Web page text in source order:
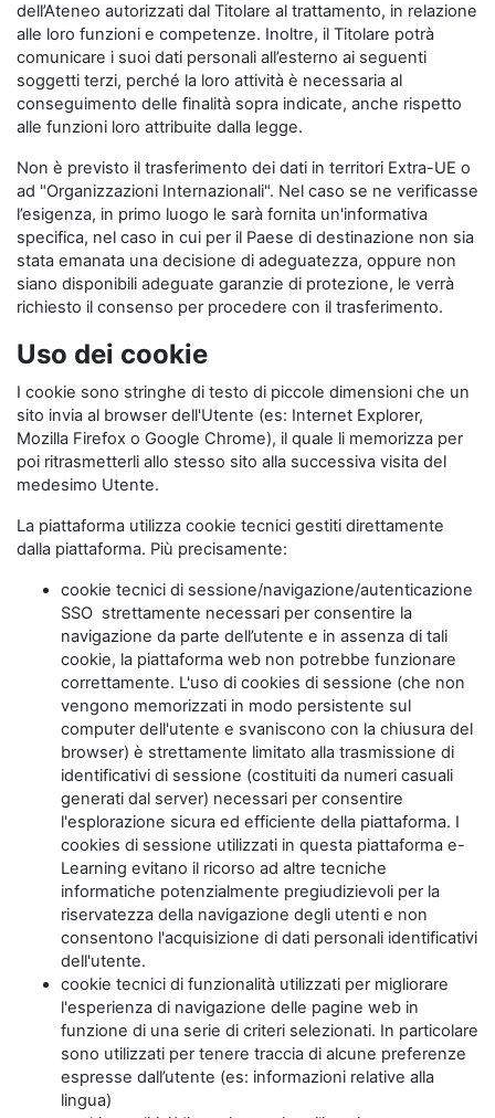
dell’Ateneo autorizzati dal Titolare al trattamento, in relazione
alle loro funzioni e competenze. Inoltre, il Titolare potrà
comunicare i suoi dati personali all’esterno ai seguenti
soggetti terzi, perché la loro attività è necessaria al
conseguimento delle finalità sopra indicate, anche rispetto
alle funzioni loro attribuite dalla legge.
Non è previsto il trasferimento dei dati in territori Extra-UE o
ad "Organizzazioni Internazionali". Nel caso se ne verificasse
l’esigenza, in primo luogo le sarà fornita un'informativa
specifica, nel caso in cui per il Paese di destinazione non sia
stata emanata una decisione di adeguatezza, oppure non
siano disponibili adeguate garanzie di protezione, le verrà
richiesto il consenso per procedere con il trasferimento.
Uso dei cookie
I cookie sono stringhe di testo di piccole dimensioni che un
sito invia al browser dell'Utente (es: Internet Explorer,
Mozilla Firefox o Google Chrome), il quale li memorizza per
poi ritrasmetterli allo stesso sito alla successiva visita del
medesimo Utente.
La piattaforma utilizza cookie tecnici gestiti direttamente
dalla piattaforma. Più precisamente:
cookie tecnici di sessione/navigazione/autenticazione
SSO strettamente necessari per consentire la
navigazione da parte dell’utente e in assenza di tali
cookie, la piattaforma web non potrebbe funzionare
correttamente. L'uso di cookies di sessione (che non
vengono memorizzati in modo persistente sul
computer dell'utente e svaniscono con la chiusura del
browser) è strettamente limitato alla trasmissione di
identificativi di sessione (costituiti da numeri casuali
generati dal server) necessari per consentire
l'esplorazione sicura ed efficiente della piattaforma. I
cookies di sessione utilizzati in questa piattaforma e-
Learning evitano il ricorso ad altre tecniche
informatiche potenzialmente pregiudizievoli per la
riservatezza della navigazione degli utenti e non
consentono l'acquisizione di dati personali identificativi
dell'utente.
cookie tecnici di funzionalità utilizzati per migliorare
l'esperienza di navigazione delle pagine web in
funzione di una serie di criteri selezionati. In particolare
sono utilizzati per tenere traccia di alcune preferenze
espresse dall’utente (es: informazioni relative alla
lingua)